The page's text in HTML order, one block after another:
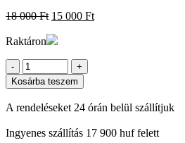
18 000Ft Original
was:
000 Ft.
15 000 FtCurrent
Raktáron
Mennyiség
Kosárba teszem
A rendeléseket 24 órán belül szállítjuk
Ingyenes szállítás 17 900 huf felett